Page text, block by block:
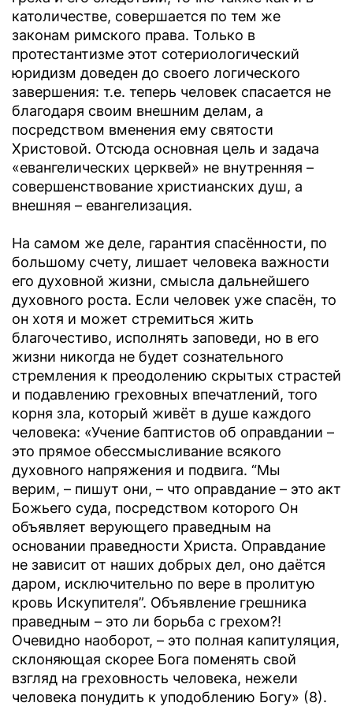
католичестве, совершается по тем же
законам римского права. Только в
протестантизме этот сотериологический
юридизм доведен до своего логического
завершения: т.е. теперь человек спасается не
благодаря своим внешним делам, а
посредством вменения ему святости
Христовой. Отсюда основная цель и задача
«евангелических церквей» не внутренняя –
совершенствование христианских душ, а
внешняя – евангелизация.
На самом же деле, гарантия спасённости, по
большому счету, лишает человека важности
его духовной жизни, смысла дальнейшего
духовного роста. Если человек уже спасён, то
он хотя и может стремиться жить
благочестиво, исполнять заповеди, но в его
жизни никогда не будет сознательного
стремления к преодолению скрытых страстей
и подавлению греховных впечатлений, того
корня зла, который живёт в душе каждого
человека: «Учение баптистов об оправдании –
это прямое обессмысливание всякого
духовного напряжения и подвига. “Мы
верим, – пишут они, – что оправдание – это акт
Божьего суда, посредством которого Он
объявляет верующего праведным на
основании праведности Христа. Оправдание
не зависит от наших добрых дел, оно даётся
даром, исключительно по вере в пролитую
кровь Искупителя”. Объявление грешника
праведным – это ли борьба с грехом?!
Очевидно наоборот, – это полная капитуляция,
склоняющая скорее Бога поменять свой
взгляд на греховность человека, нежели
человека понудить к уподоблению Богу» (8).